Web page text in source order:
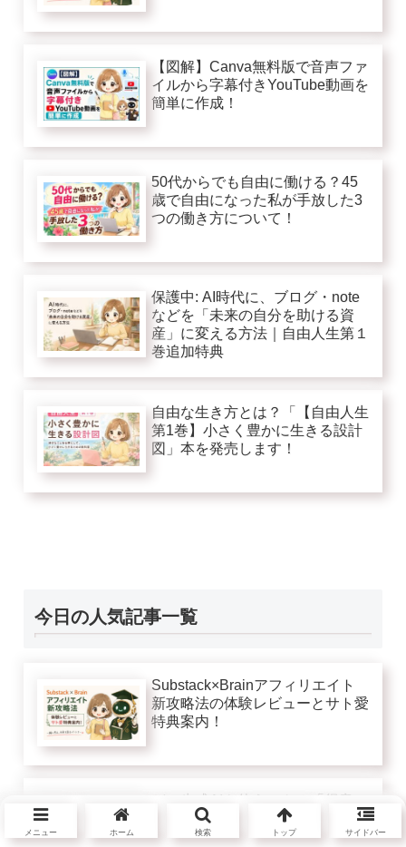
【図解】Canva無料版で音声ファ
イルから字幕付きYouTube動画を
簡単に作成！
50代からでも自由に働ける？45
歳で自由になった私が手放した3
つの働き方について！
保護中: AI時代に、ブログ・note
などを「未来の自分を助ける資
産」に変える方法｜自由人生第１
巻追加特典
自由な生き方とは？「【自由人生
第1巻】小さく豊かに生きる設計
図」本を発売します！
今日の人気記事一覧
Substack×Brainアフィリエイト
新攻略法の体験レビューとサト愛
特典案内！
どの生成AIを使うべき？「得意」
で選ぶChatGPT、Claude、
Gemini、Grokの正解
メニュー ホーム 検索 トップ サイドバー